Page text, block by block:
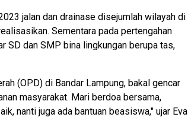
jalan dan drainase disejumlah wilayah di
Sementara pada pertengahan
SD dan SMP bina lingkungan berupa tas,
(OPD) di Bandar Lampung, bakal gencar
masyarakat. Mari berdoa bersama,
nanti juga ada bantuan beasiswa," ujar Eva